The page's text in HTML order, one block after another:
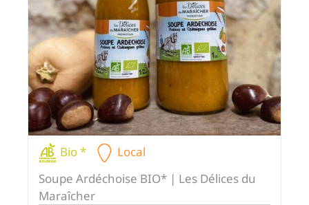
Bio *
Local
Soupe Ardéchoise BIO* | Les Délices du
Maraîcher